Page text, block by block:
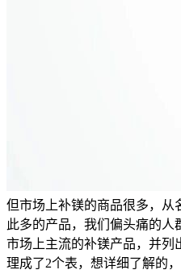
但市场上补镁的商品很多，从
此多的产品，我们偏头痛的人
市场上主流的补镁产品，并列
理成了2个表，想详细了解的